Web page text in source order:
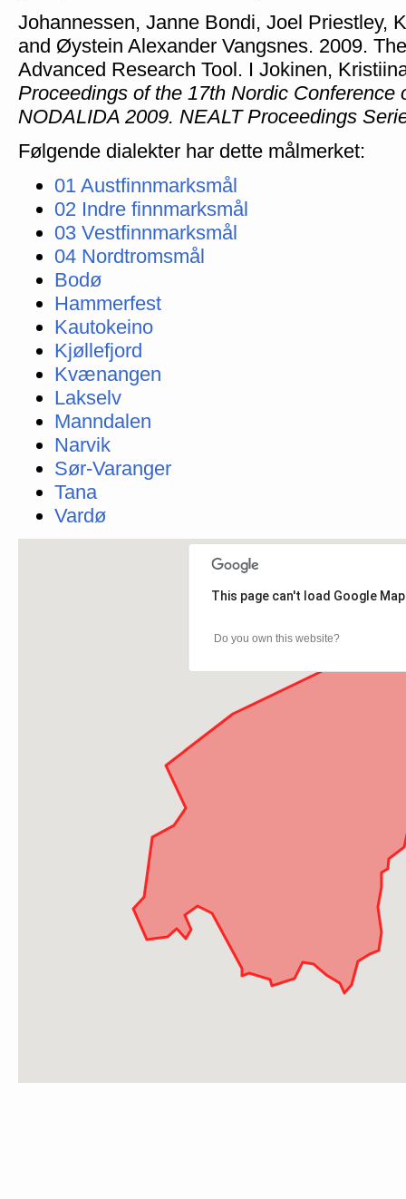
Johannessen, Janne Bondi, Joel Priestley,
and Øystein Alexander Vangsnes. 2009.
Advanced Research Tool. I Jokinen,
Proceedings of the 17th Nordic Conference
NODALIDA 2009. NEALT Proceedings
Følgende dialekter har dette målmerket:
01 Austfinnmarksmål
02 Indre finnmarksmål
03 Vestfinnmarksmål
04 Nordtromsmål
Bodø
Hammerfest
Kautokeino
Kjøllefjord
Kvænangen
Lakselv
Manndalen
Narvik
Sør-Varanger
Tana
Vardø
This page can't load Google
Do you own this website?